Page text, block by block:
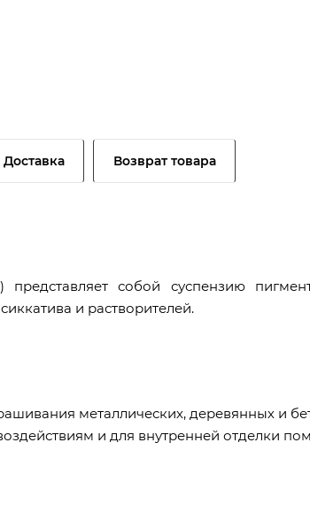
Доставка Возврат товара
представляет собой суспензию
и растворителей.
металлических, деревянных и
и для внутренней отделки